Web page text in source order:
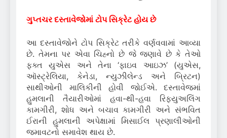
ગુપ્તચર દસ્તાવેજોમાં ટોપ સિક્રેટ હોય છે
આ દસ્તાવેજોને ટોપ સિક્રેટ તરીકે વર્ણવવામાં આવ્યા
છે. તેમના પર એવા ચિહ્નો છે જે જણાવે છે કે તેઓ
ફક્ત યુએસ અને તેના ‘ફાઇવ આઇઝ’ (યુએસ,
ઑસ્ટ્રેલિયા, કેનેડા, ન્યુઝીલેન્ડ અને બ્રિટન)
સાથીઓની માલિકીની હોવી જોઈએ. દસ્તાવેજમાં
હુમલાની તૈયારીઓમાં હવા-થી-હવા રિફ્યુઅલિંગ
કામગીરી, શોધ અને બચાવ કામગીરી અને સંભવિત
ઈરાની હુમલાની અપેક્ષામાં મિસાઈલ પ્રણાલીઓની
જમાવટનો સમાવેશ થાય છે.